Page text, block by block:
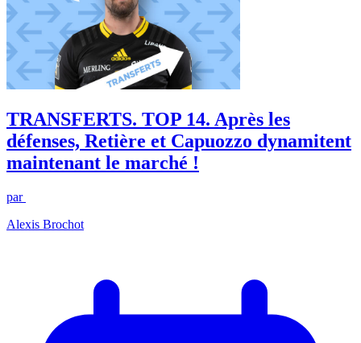
TRANSFERTS. TOP 14. Après les
défenses, Retière et Capuozzo dynamitent
maintenant le marché !
par
Alexis Brochot